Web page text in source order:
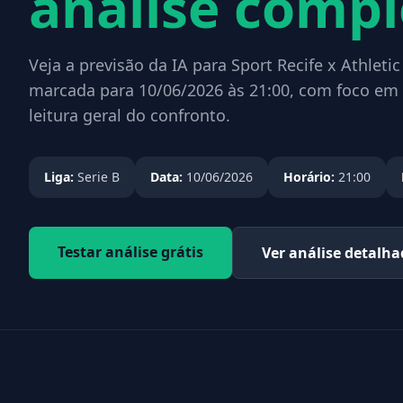
Veja a previsão da IA para Sport Recife x
marcada para 10/06/2026 às 21:00, com foco
leitura geral do confronto.
Liga: Serie B Data: 10/06/2026 Horário: 21:00
Testar análise grátis Ver análise